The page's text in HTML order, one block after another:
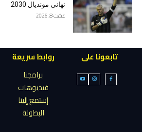
نهائي مونديال 2030
غشت 8, 2026
تابعونا على
روابط سريعة
برامجنا
فيديوهات
إستمع إلينا
البطولة